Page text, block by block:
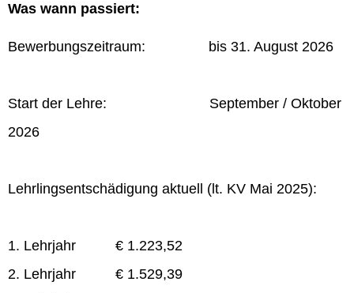
Was wann passiert:
Bewerbungszeitraum: bis 31. August 2026
Start der Lehre: September / Oktober
2026
Lehrlingsentschädigung aktuell (lt. KV Mai 2025):
1. Lehrjahr € 1.223,52
2. Lehrjahr € 1.529,39